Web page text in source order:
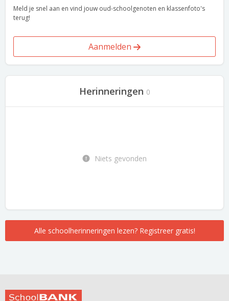
Meld je snel aan en vind jouw oud-schoolgenoten en klassenfoto's
terug!
Aanmelden
Herinneringen 0
Niets gevonden
Alle schoolherinneringen lezen? Registreer gratis!